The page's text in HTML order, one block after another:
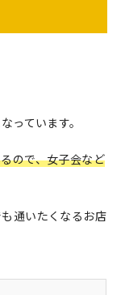
っています。
ので、女子会など
通いたくなるお店